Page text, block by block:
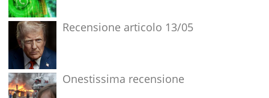
Recensione articolo 13/05
Onestissima recensione